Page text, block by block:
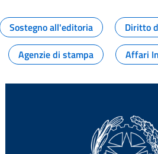
Sostegno all'editoria Diritto
Agenzie di stampa Affari